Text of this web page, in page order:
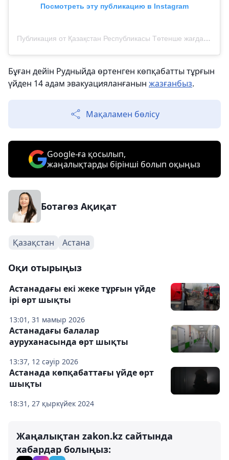
Посмотреть эту публикацию в Instagram
Публикация от Қазақстан Республикасы Төтенше жағдайлар министрлігі (@112kz_)
Бұған дейін Рудныйда өртенген көпқабатты тұрғын
үйден 14 адам эвакуацияланғанын жазғанбыз.
Мақаламен бөлісу
Google-ға қосылып,
жаңалықтарды бірінші болып оқыңыз
Ботагөз Ақиқат
Қазақстан Астана
Оқи отырыңыз
13:01, 31 мамыр 2026
Астанадағы екі жеке тұрғын үйде
ірі өрт шықты
13:37, 12 сәуір 2026
Астанадағы балалар
ауруханасында өрт шықты
18:31, 27 қыркүйек 2024
Астанада көпқабаттағы үйде өрт
шықты
Жаңалықтан zakon.kz сайтында
хабардар болыңыз: